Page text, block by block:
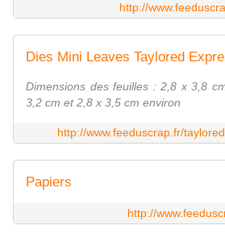
http://
Dimensions des feuilles : 2,8 x 3,8
3,2 cm et 2,8 x 3,5 cm environ
http://www.feeduscrap.fr/
Papiers
http://